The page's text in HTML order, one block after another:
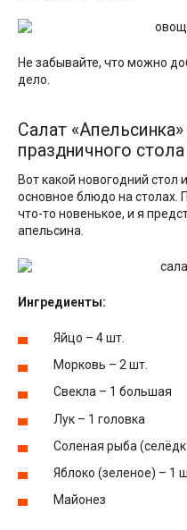
Не забывайте, что можно
дело.
Салат
праздничного стола
Вот какой новогодний стол
основное блюдо на столах.
что-то новенькое, и я
апельсина.
Ингредиенты:
Яйцо – 4 шт.
Морковь – 2 шт.
Свекла – 1 большая
Лук – 1 головка
Соленая рыба
Яблоко (зеленое) – 1
Майонез